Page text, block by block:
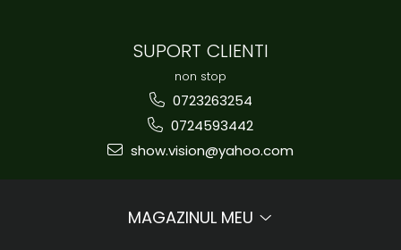
SUPORT CLIENTI
non stop
0723263254
0724593442
show.vision@yahoo.com
MAGAZINUL MEU